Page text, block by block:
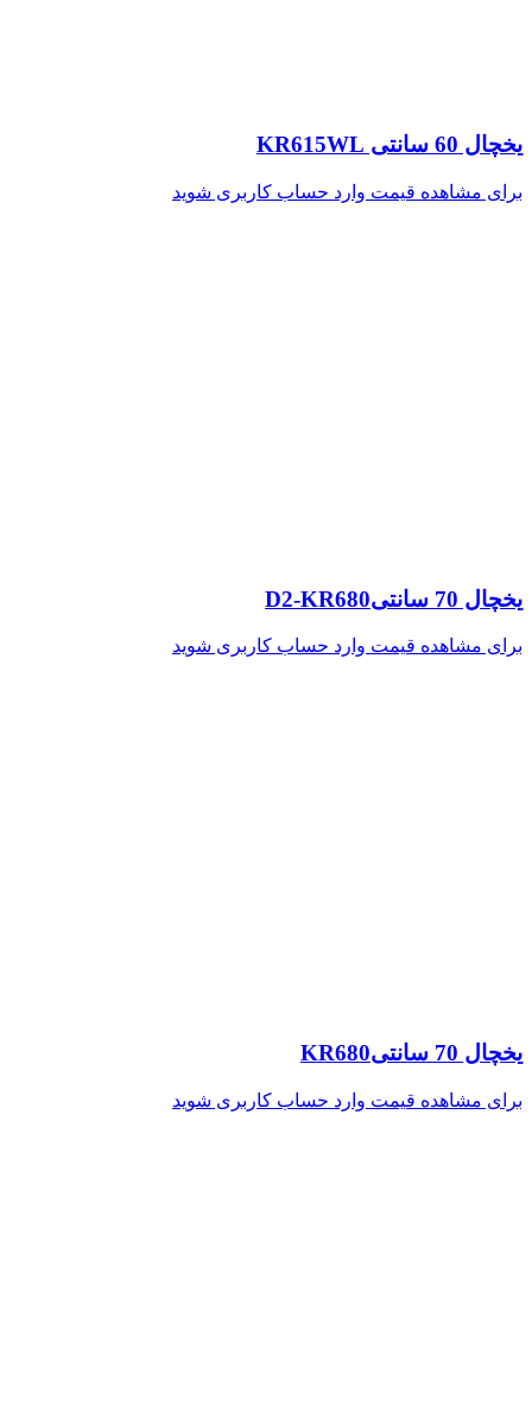
یخچال 60 سانتی KR615WL
برای مشاهده قیمت وارد حساب کاربری شوید
یخچال 70 سانتیD2-KR680
برای مشاهده قیمت وارد حساب کاربری شوید
یخچال 70 سانتیKR680
برای مشاهده قیمت وارد حساب کاربری شوید